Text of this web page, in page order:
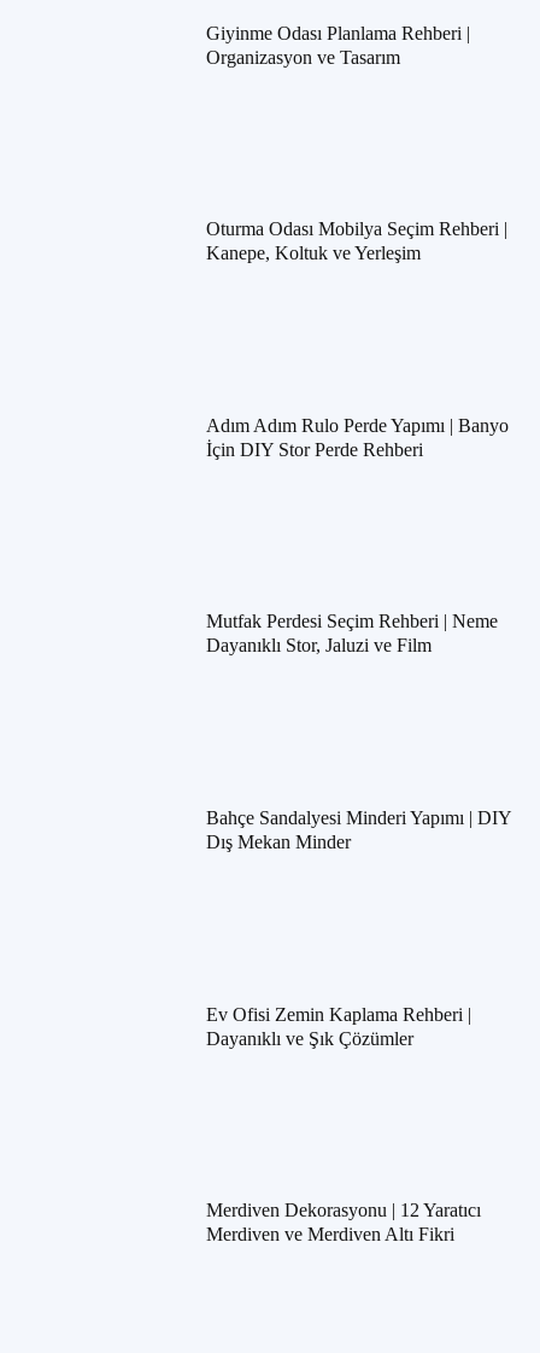
Giyinme Odası Planlama Rehberi |
Organizasyon ve Tasarım
Oturma Odası Mobilya Seçim Rehberi |
Kanepe, Koltuk ve Yerleşim
Adım Adım Rulo Perde Yapımı | Banyo
İçin DIY Stor Perde Rehberi
Mutfak Perdesi Seçim Rehberi | Neme
Dayanıklı Stor, Jaluzi ve Film
Bahçe Sandalyesi Minderi Yapımı | DIY
Dış Mekan Minder
Ev Ofisi Zemin Kaplama Rehberi |
Dayanıklı ve Şık Çözümler
Merdiven Dekorasyonu | 12 Yaratıcı
Merdiven ve Merdiven Altı Fikri